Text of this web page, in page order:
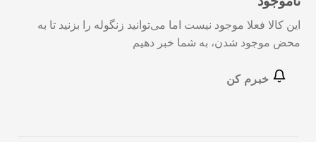
این کالا فعلا موجود نیست اما می‌توانید زنگوله را بزنید تا به
محض موجود شدن، به شما خبر دهیم